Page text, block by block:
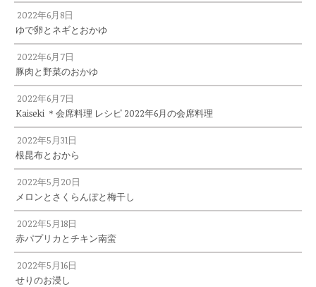
2022年6月8日
ゆで卵とネギとおかゆ
2022年6月7日
豚肉と野菜のおかゆ
2022年6月7日
Kaiseki ＊会席料理 レシピ 2022年6月の会席料理
2022年5月31日
根昆布とおから
2022年5月20日
メロンとさくらんぼと梅干し
2022年5月18日
赤パプリカとチキン南蛮
2022年5月16日
せりのお浸し